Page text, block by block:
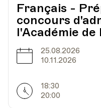
Date11.05.2023
Date
25.05.2023
Français -
concours
l'Académie de
Date
25.08.2026
10.11.2026
Horarires
18:30
20:00